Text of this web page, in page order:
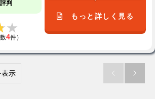
判
4件）
もっと詳しく見る
表示  